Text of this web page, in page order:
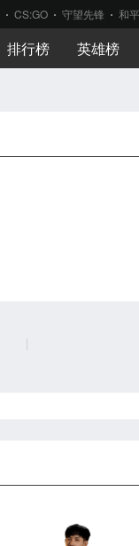
CS:GO 守望先锋 和
排行榜 英雄榜
|